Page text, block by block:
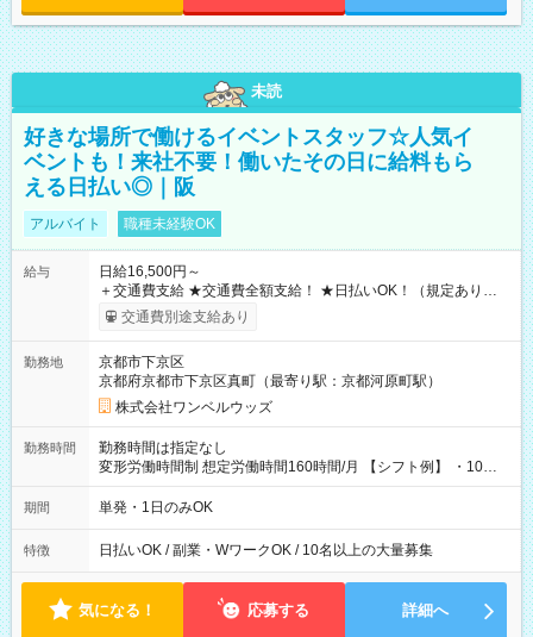
未読
好きな場所で働けるイベントスタッフ☆人気イ
ベントも！来社不要！働いたその日に給料もら
える日払い◎｜阪
アルバイト 職種未経験OK
給与
日給16,500円～
＋交通費支給 ★交通費全額支給！ ★日払いOK！（規定あり） ┗
働いたその日に現金GET♪ お仕事後はコンビニATMから 日払
交通費別途支給あり
勤務地
京都市下京区
京都府京都市下京区真町（最寄り駅：京都河原町駅）
株式会社ワンベルウッズ
勤務時間
勤務時間は指定なし
変形労働時間制 想定労働時間160時間/月 【シフト例】 ・10：
00～20：00
期間 単発・1日のみOK
特徴 日払いOK / 副業・WワークOK / 10名以上の大量募集
気になる！ 応募する 詳細へ